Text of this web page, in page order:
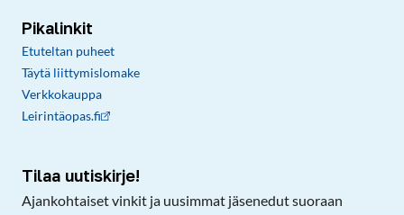
Pikalinkit
Etuteltan puheet
Täytä liittymislomake
Verkkokauppa
Leirintäopas.fi
Tilaa uutiskirje!
Ajankohtaiset vinkit ja uusimmat jäsenedut suoraan